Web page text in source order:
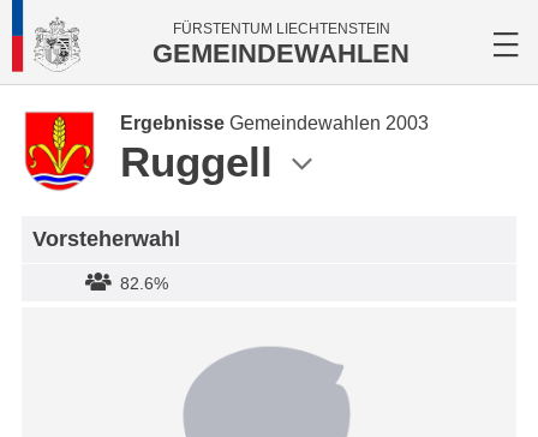
FÜRSTENTUM LIECHTENSTEIN
GEMEINDEWAHLEN
Ergebnisse Gemeindewahlen 2003
Ruggell
Vorsteherwahl
82.6%